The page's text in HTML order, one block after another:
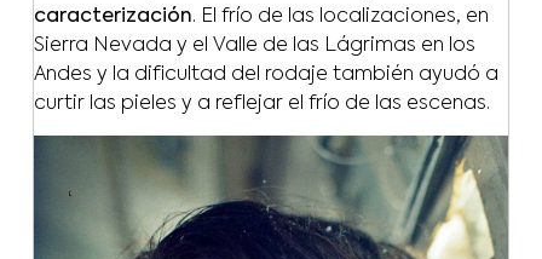
caracterización. El frío de las localizaciones, en
Sierra Nevada y el Valle de las Lágrimas en los
Andes y la dificultad del rodaje también ayudó a
curtir las pieles y a reflejar el frío de las escenas.